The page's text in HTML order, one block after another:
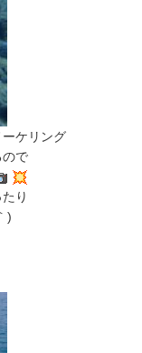
ケリング
ので
り
)